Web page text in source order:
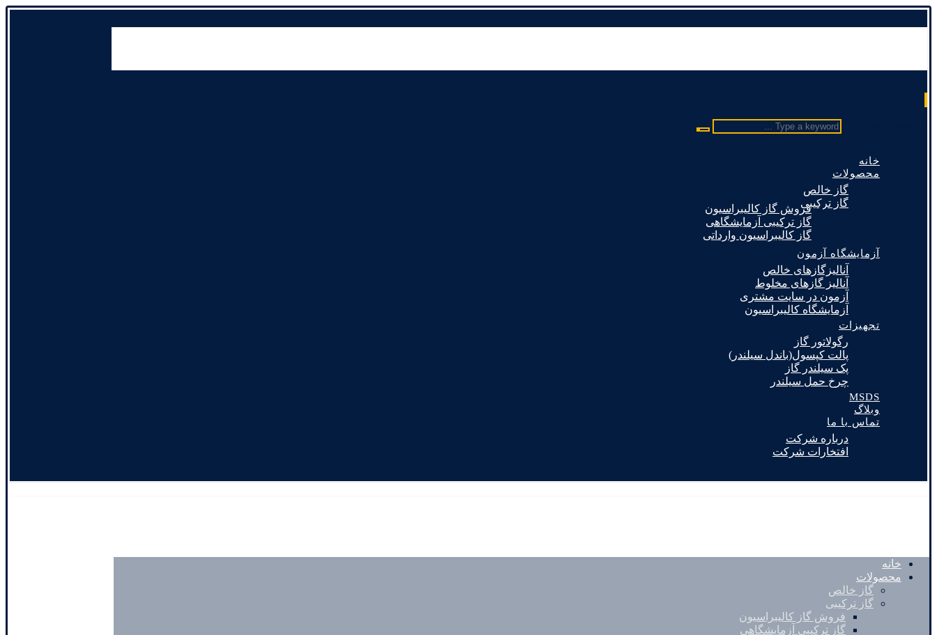
خانه
محصولات
گاز خالص
گاز ترکیبیفروش گاز کالیبراسیون
گاز ترکیبی آزمایشگاهی
گاز کالیبراسیون وارداتی
آزمایشگاه آزمون
آنالیزگازهای خالص
آنالیز گازهای مخلوط
آزمون در سایت مشتری
آزمایشگاه کالیبراسیون
تجهیزات
رگولاتور گاز
پالت کپسول(باندل سیلندر)
پک سیلندر گاز
چرخ حمل سیلندر
MSDS
وبلاگ
تماس با ما
درباره شرکت
افتخارات شرکت
خانه
محصولات
گاز خالص
گاز ترکیبی
فروش گاز کالیبراسیون
گاز ترکیبی آزمایشگاهی